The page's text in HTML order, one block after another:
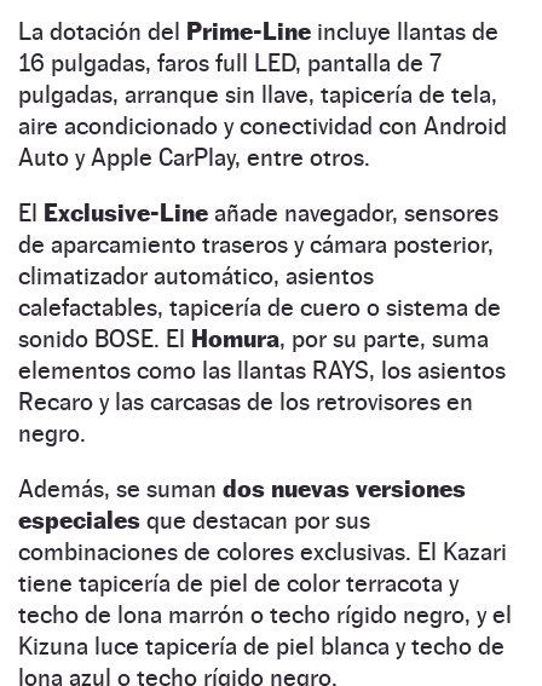
La dotación del Prime-Line incluye llantas de
16 pulgadas, faros full LED, pantalla de 7
pulgadas, arranque sin llave, tapicería de tela,
aire acondicionado y conectividad con Android
Auto y Apple CarPlay, entre otros.
El Exclusive-Line añade navegador, sensores
de aparcamiento traseros y cámara posterior,
climatizador automático, asientos
calefactables, tapicería de cuero o sistema de
sonido BOSE. El Homura, por su parte, suma
elementos como las llantas RAYS, los asientos
Recaro y las carcasas de los retrovisores en
negro.
Además, se suman dos nuevas versiones
especiales que destacan por sus
combinaciones de colores exclusivas. El Kazari
tiene tapicería de piel de color terracota y
techo de lona marrón o techo rígido negro, y el
Kizuna luce tapicería de piel blanca y techo de
lona azul o techo rígido negro.